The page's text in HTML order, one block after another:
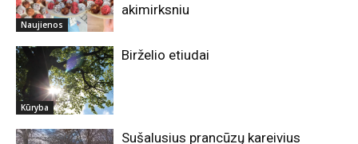
Naujienos
akimirksniu
Kūryba
Birželio etiudai
Sušalusius prancūzų kareivius